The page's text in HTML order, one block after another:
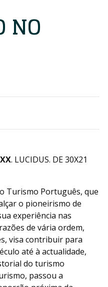
NO
. LUCIDUS. DE 30X21
Turismo Português, que
o pioneirismo de
experiência nas
de vária ordem,
visa contribuir para
até à actualidade,
do turismo
passou a